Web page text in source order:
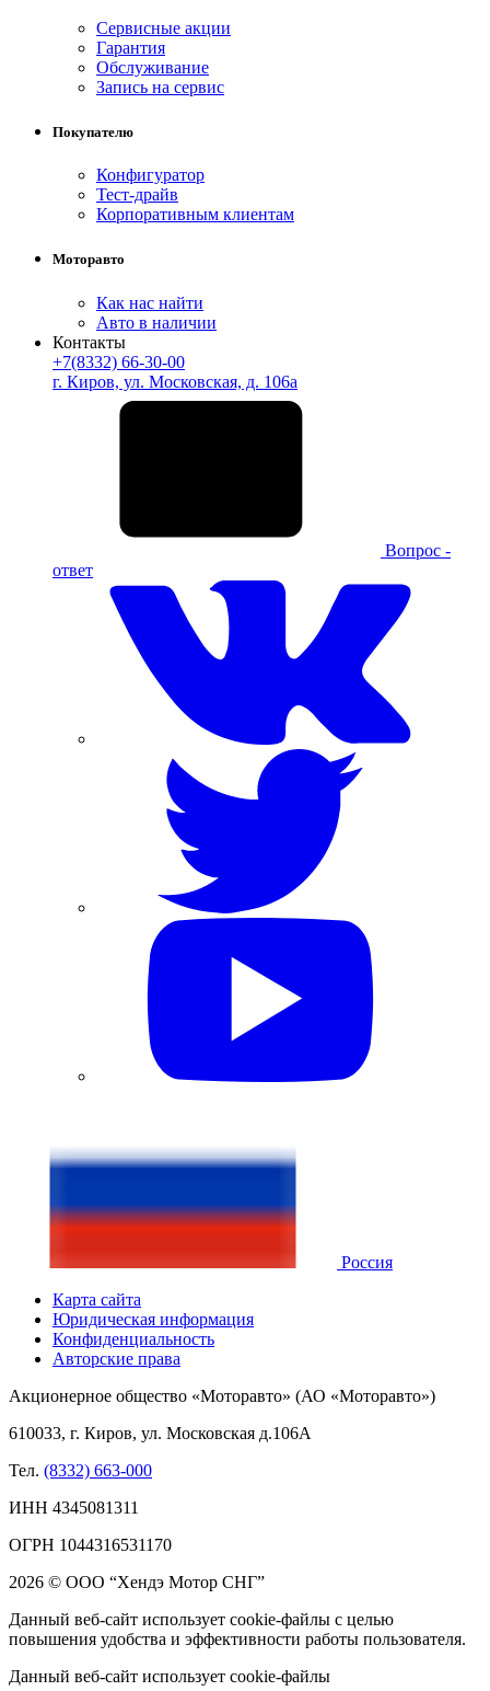
Сервисные акции
Гарантия
Обслуживание
Запись на сервис
Покупателю
Конфигуратор
Тест-драйв
Корпоративным клиентам
Моторавто
Как нас найти
Авто в наличии
Контакты
+7(8332) 66-30-00
г. Киров, ул. Московская, д. 106а
Вопрос -
ответ
Россия
Карта сайта
Юридическая информация
Конфиденциальность
Авторские права
Акционерное общество «Моторавто» (АО «Моторавто»)
610033, г. Киров, ул. Московская д.106А
Тел. (8332) 663-000
ИНН 4345081311
ОГРН 1044316531170
2026 © ООО “Хендэ Мотор СНГ”
Данный веб-сайт использует cookie-файлы с целью
повышения удобства и эффективности работы пользователя.
Данный веб-сайт использует cookie-файлы